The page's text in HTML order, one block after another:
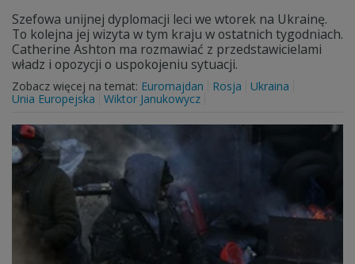
Szefowa unijnej dyplomacji leci we wtorek na Ukrainę.
To kolejna jej wizyta w tym kraju w ostatnich tygodniach.
Catherine Ashton ma rozmawiać z przedstawicielami
władz i opozycji o uspokojeniu sytuacji.
Zobacz więcej na temat: Euromajdan Rosja
Ukraina
Unia Europejska
Wiktor Janukowycz